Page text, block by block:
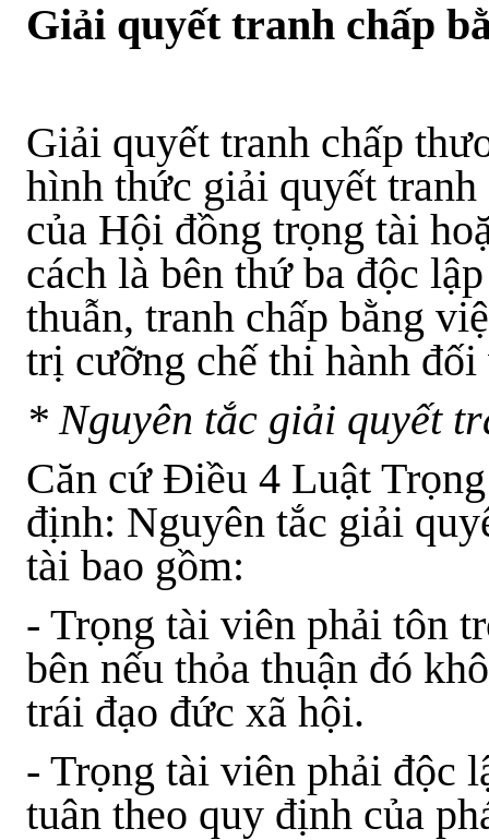
Giải quyết tranh chấp
Giải quyết tranh chấp
hình thức giải quyết tranh
của Hội đồng trọng tài
cách là bên thứ ba độc
thuẫn, tranh chấp bằng
trị cưỡng chế thi hành đối
* Nguyên tắc giải quyết
Căn cứ Điều 4 Luật
định: Nguyên tắc giải
tài bao gồm:
- Trọng tài viên phải tôn
bên nếu thỏa thuận đó
trái đạo đức xã hội.
- Trọng tài viên phải độc
tuân theo quy định của